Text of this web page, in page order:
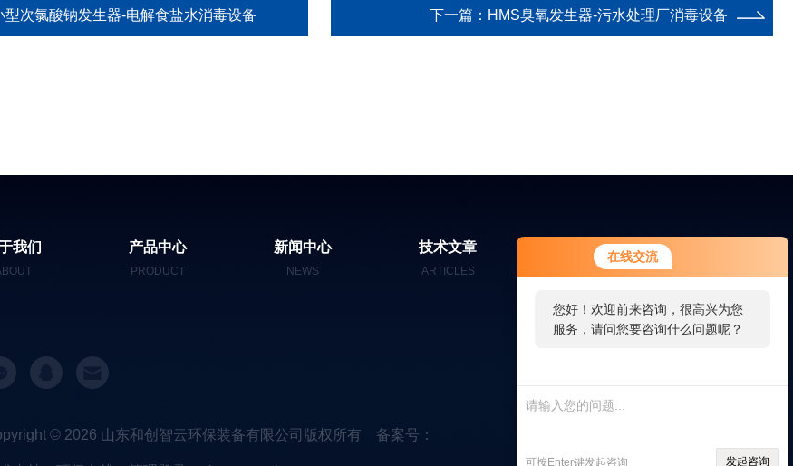
在线交流
您好！欢迎前来咨询，很高兴为您
服务，请问您要咨询什么问题呢？
您好，看您停留很久了，是否找到
了需求产品，您可以直接在线与我
可按Enter键发起咨询 发起咨询
型次氯酸钠发生器-电解食盐水消毒设备 下一篇： HMS臭氧发生器-污水处理厂消毒设备
我们 产品中心
PRODUCT
新闻中心
NEWS
技术文章
ARTICLES
在线留言
MESSAGES
© 2026 山东和创智云环保装备有限公司版权所有 备案号：